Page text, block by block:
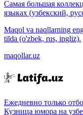
Самая большая
языках (узбекский,
Maqol va naqllarning
tilda (o'zbek, rus, ingliz).
maqollar.uz
Ежедневно только
Кузница юмора на